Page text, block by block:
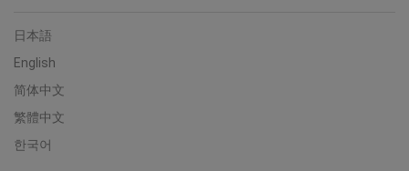
日本語
English
简体中文
繁體中文
한국어